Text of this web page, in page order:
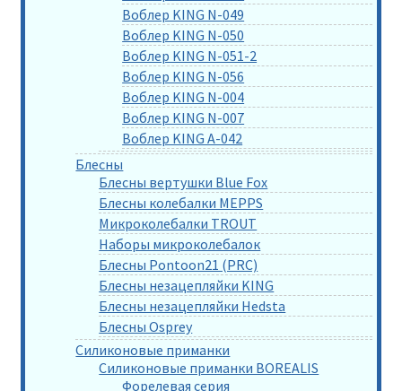
Воблер KING N-049
Воблер KING N-050
Воблер KING N-051-2
Воблер KING N-056
Воблер KING N-004
Воблер KING N-007
Воблер KING A-042
Блесны
Блесны вертушки Blue Fox
Блесны колебалки MEPPS
Микроколебалки TROUT
Наборы микроколебалок
Блесны Pontoon21 (PRC)
Блесны незацепляйки KING
Блесны незацепляйки Hedsta
Блесны Osprey
Силиконовые приманки
Силиконовые приманки BOREALIS
Форелевая серия